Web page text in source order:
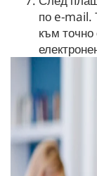
по e-mail.
към